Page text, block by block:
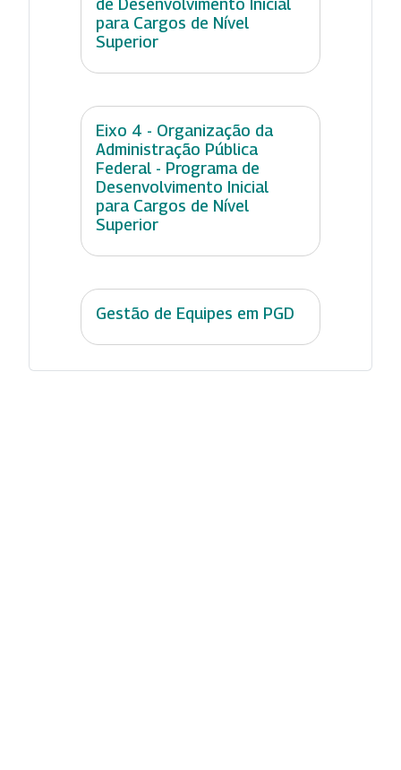
de Desenvolvimento Inicial
para Cargos de Nível
Superior
Eixo 4 - Organização da
Administração Pública
Federal - Programa de
Desenvolvimento Inicial
para Cargos de Nível
Superior
Gestão de Equipes em PGD